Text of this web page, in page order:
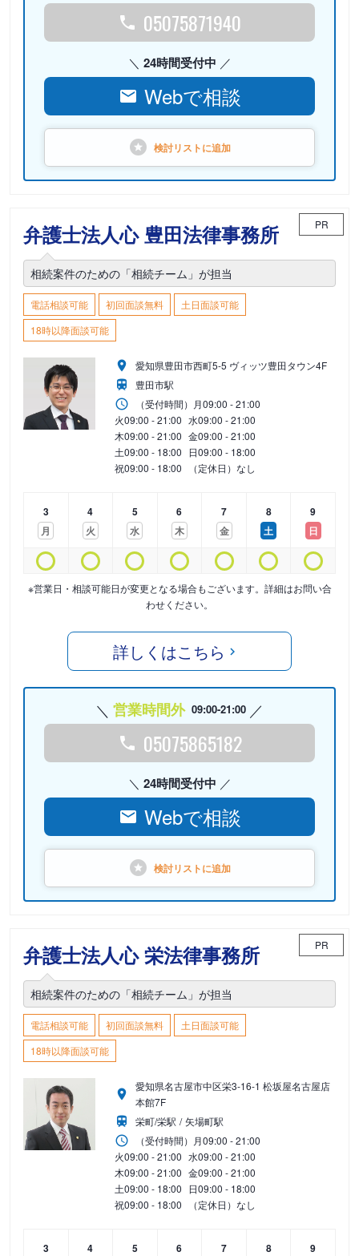
05075871940
24時間受付中
Webで相談
検討リストに追加
弁護士法人心 豊田法律事務所 PR
相続案件のための「相続チーム」が担当
電話相談可能 初回面談無料
土日面談可能
18時以降面談可能
愛知県豊田市西町5-5 ヴィッツ豊田タウン4F
豊田市駅
（受付時間） 月09:00 - 21:00
火09:00 - 21:00 水09:00 - 21:00
木09:00 - 21:00 金09:00 - 21:00
土09:00 - 18:00 日09:00 - 18:00
祝09:00 - 18:00 （定休日）なし
3
月
4
火
5
水
6
木
7
金
8
土
9
日
※営業日・相談可能日が変更となる場合もございます。詳細はお問い合
わせください。
詳しくはこちら
営業時間外 09:00-21:00
05075865182
24時間受付中
Webで相談
検討リストに追加
弁護士法人心 栄法律事務所 PR
相続案件のための「相続チーム」が担当
電話相談可能 初回面談無料
土日面談可能
18時以降面談可能
愛知県名古屋市中区栄3-16-1 松坂屋名古屋店
本館7F
栄町/栄駅
矢場町駅
（受付時間） 月09:00 - 21:00
火09:00 - 21:00 水09:00 - 21:00
木09:00 - 21:00 金09:00 - 21:00
土09:00 - 18:00 日09:00 - 18:00
祝09:00 - 18:00 （定休日）なし
3
4
5
6
7
8
9